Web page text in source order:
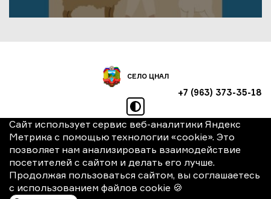
СЕЛО ЦНАЛ
+7 (963) 373-35-18
режим высокой
© 2026 Администрация
"Село Цнал"
Политика конфиденциальности
Использование файлов cookie
Сайт использует сервис веб-аналитики Яндекс
Метрика с помощью технологии «cookie». Это
позволяет нам анализировать взаимодействие
посетителей с сайтом и делать его лучше.
Продолжая пользоваться сайтом, вы соглашаетесь
с использованием файлов cookie 🍪